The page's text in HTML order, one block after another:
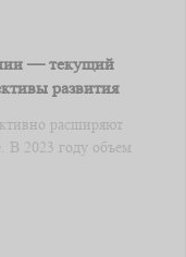
— текущий
развития
расширяют
В 2023 году объем